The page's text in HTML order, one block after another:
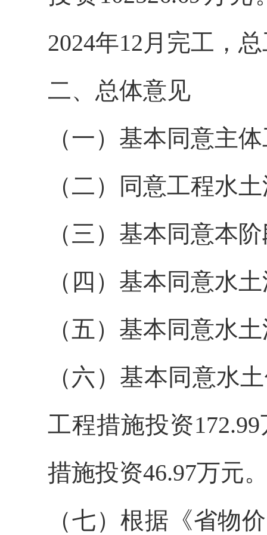
2024年12月完工，
二、总体意见
（一）基本同意主
（二）同意工程水
（三）基本同意本
（四）基本同意水
（五）基本同意水
（六）基本同意水
工程措施投资
措施投资46.97万元
（七）根据《省物